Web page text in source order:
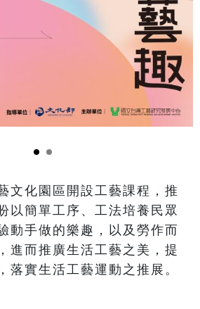
文化園區開設工藝課程，推
以簡單工序、工法培養民眾
動手做的樂趣，以及勞作而
進而推廣生活工藝之美，提
落實生活工藝運動之推展。